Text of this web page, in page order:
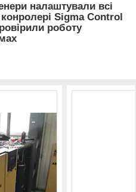
налаштували всі
Sigma Control
роботу